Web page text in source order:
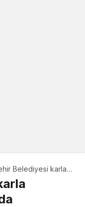
Belediyesi karla
7/24 sahada